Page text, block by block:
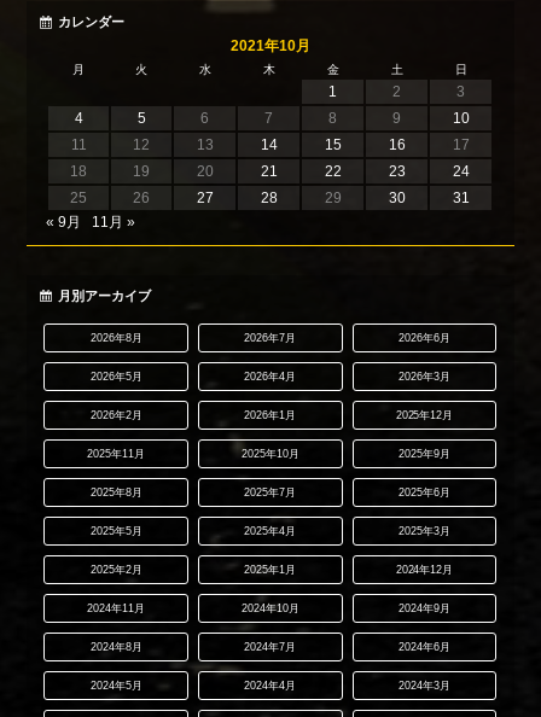
カレンダー
2021年10月
月 火 水 木 金 土 日
1 2
3
4
5 6 7 8 9
10
11
12 13 14 15 16
17
18
19 20 21 22 23
24
25
26 27 28 29 30
31
« 9月
11月 »
月別アーカイブ
2026年8月 2026年7月 2026年6月
2026年5月 2026年4月 2026年3月
2026年2月 2026年1月 2025年12月
2025年11月 2025年10月 2025年9月
2025年8月 2025年7月 2025年6月
2025年5月 2025年4月 2025年3月
2025年2月 2025年1月 2024年12月
2024年11月 2024年10月 2024年9月
2024年8月 2024年7月 2024年6月
2024年5月 2024年4月 2024年3月